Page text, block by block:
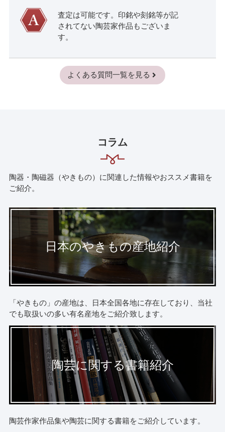
査定は可能です。印銘や刻銘等が記
されてない陶芸家作品もございま
す。
よくある質問一覧を見る
コラム
陶器・陶磁器（やきもの）に関連した情報やおススメ書籍を
ご紹介。
日本のやきもの産地紹介
「やきもの」の産地は、日本全国各地に存在しており、当社
でも取扱いの多い有名産地をご紹介致します。
陶芸に関する書籍紹介
陶芸作家作品集や陶芸に関する書籍をご紹介しています。